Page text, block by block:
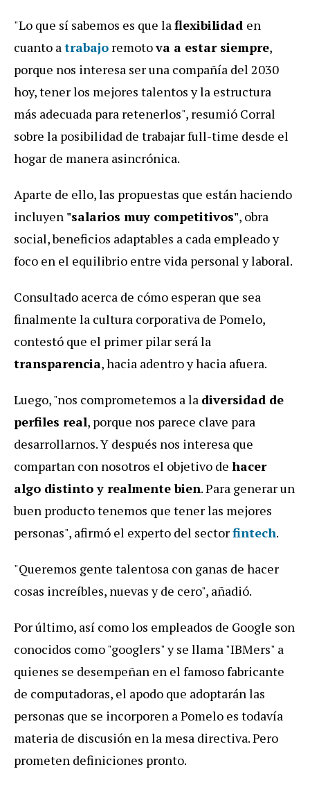
"Lo que sí sabemos es que laflexibilidad en
cuanto atrabajo remotova a estar siempre,
porque nos interesa ser una compañía del 2030
hoy, tener los mejores talentos y la estructura
más adecuada para retenerlos", resumió Corral
sobre la posibilidad de trabajar full-time desde el
hogar de manera asincrónica.
Aparte de ello, las propuestas que están haciendo
incluyen "salarios muy competitivos", obra
social, beneficios adaptables a cada empleado y
foco en el equilibrio entre vida personal y laboral.
Consultado acerca de cómo esperan que sea
finalmente la cultura corporativa de Pomelo,
contestó que el primer pilar será la
transparencia, hacia adentro y hacia afuera.
Luego, "nos comprometemos a la diversidad de
perfiles real, porque nos parece clave para
desarrollarnos. Y después nos interesa que
compartan con nosotros el objetivo de hacer
algo distinto y realmente bien. Para generar un
buen producto tenemos que tener las mejores
personas", afirmó el experto del sectorfintech.
"Queremos gente talentosa con ganas de hacer
cosas increíbles, nuevas y de cero", añadió.
Por último, así como los empleados de Google son
conocidos como "googlers" y se llama "IBMers" a
quienes se desempeñan en el famoso fabricante
de computadoras, el apodo que adoptarán las
personas que se incorporen a Pomelo es todavía
materia de discusión en la mesa directiva. Pero
prometen definiciones pronto.